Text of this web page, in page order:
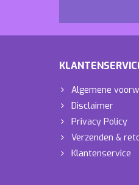
Algemene
Disclaimer
Privacy Policy
Verzenden &
Klantenservice